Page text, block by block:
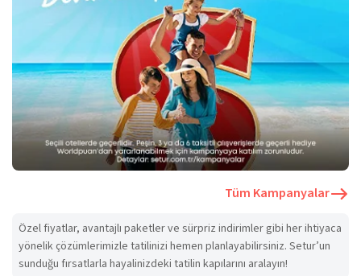
Tüm Kampanyalar
Özel fiyatlar, avantajlı paketler ve sürpriz indirimler gibi her ihtiyaca
yönelik çözümlerimizle tatilinizi hemen planlayabilirsiniz. Setur’un
sunduğu fırsatlarla hayalinizdeki tatilin kapılarını aralayın!